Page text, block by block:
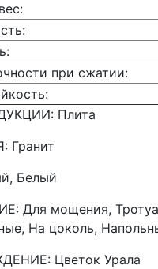
при сжатии:
Плита
Гранит
Белый
Для мощения,
На цоколь,
Цветок Урала